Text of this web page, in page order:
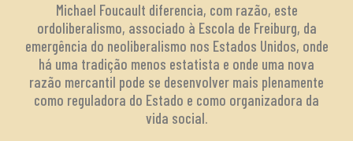
Michael Foucault diferencia, com razão, este
ordoliberalismo, associado à Escola de Freiburg, da
emergência do neoliberalismo nos Estados Unidos, onde
há uma tradição menos estatista e onde uma nova
razão mercantil pode se desenvolver mais plenamente
como reguladora do Estado e como organizadora da
vida social.